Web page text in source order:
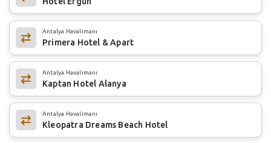
Antalya Havalimanı
Primera Hotel & Apart
Antalya Havalimanı
Kaptan Hotel Alanya
Antalya Havalimanı
Kleopatra Dreams Beach Hotel